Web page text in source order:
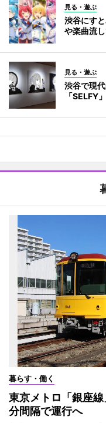
見る・遊ぶ
渋谷にす
や楽曲流
見る・遊ぶ
渋谷で現
「SELFY
暮らす・働く
東京メトロ「銀座
分間隔で運行へ